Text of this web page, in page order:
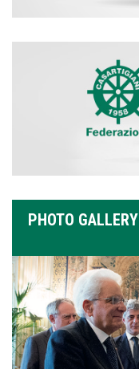
PHOTO GALLERY